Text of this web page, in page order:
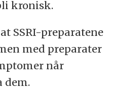
kronisk.
SSRI-preparatene
med preparater
når
dem.